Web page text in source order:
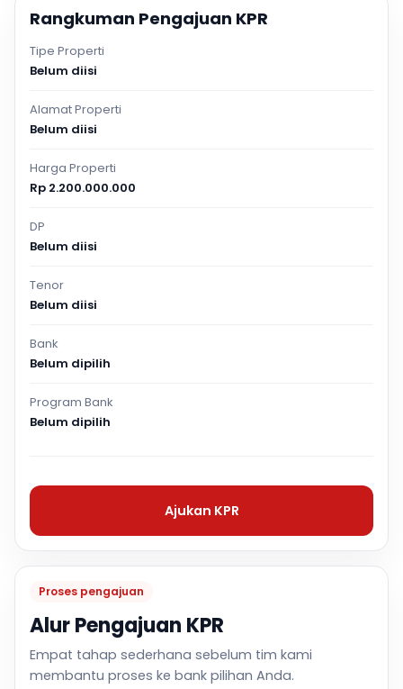
Proses pengajuan
Alur Pengajuan KPR
Empat tahap sederhana sebelum tim kami
membantu proses ke bank pilihan Anda.
Rangkuman Pengajuan KPR
Tipe Properti
Belum diisi
Alamat Properti
Belum diisi
Harga Properti
Rp 2.200.000.000
DP
Belum diisi
Tenor
Belum diisi
Bank
Belum dipilih
Program Bank
Belum dipilih
Ajukan KPR